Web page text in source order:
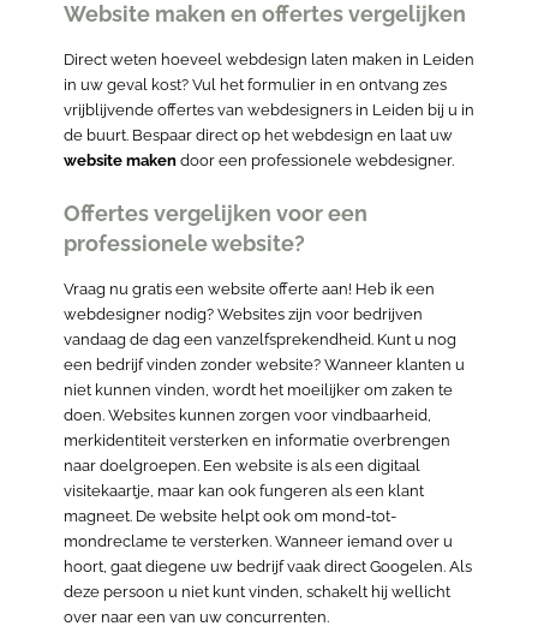
Website maken en offertes vergelijken
Direct weten hoeveel webdesign laten maken in Leiden
in uw geval kost? Vul het formulier in en ontvang zes
vrijblijvende offertes van webdesigners in Leiden bij u in
de buurt. Bespaar direct op het webdesign en laat uw
website maken door een professionele webdesigner.
Offertes vergelijken voor een
professionele website?
Vraag nu gratis een website offerte aan! Heb ik een
webdesigner nodig? Websites zijn voor bedrijven
vandaag de dag een vanzelfsprekendheid. Kunt u nog
een bedrijf vinden zonder website? Wanneer klanten u
niet kunnen vinden, wordt het moeilijker om zaken te
doen. Websites kunnen zorgen voor vindbaarheid,
merkidentiteit versterken en informatie overbrengen
naar doelgroepen. Een website is als een digitaal
visitekaartje, maar kan ook fungeren als een klant
magneet. De website helpt ook om mond-tot-
mondreclame te versterken. Wanneer iemand over u
hoort, gaat diegene uw bedrijf vaak direct Googelen. Als
deze persoon u niet kunt vinden, schakelt hij wellicht
over naar een van uw concurrenten.